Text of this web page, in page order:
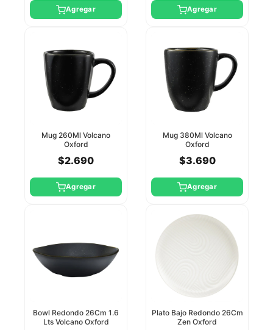
Agregar Agregar
Mug 260Ml Volcano
Oxford
$2.690
Agregar
Mug 380Ml Volcano
Oxford
$3.690
Agregar
Bowl Redondo 26Cm 1.6
Lts Volcano Oxford
Plato Bajo Redondo 26Cm
Zen Oxford